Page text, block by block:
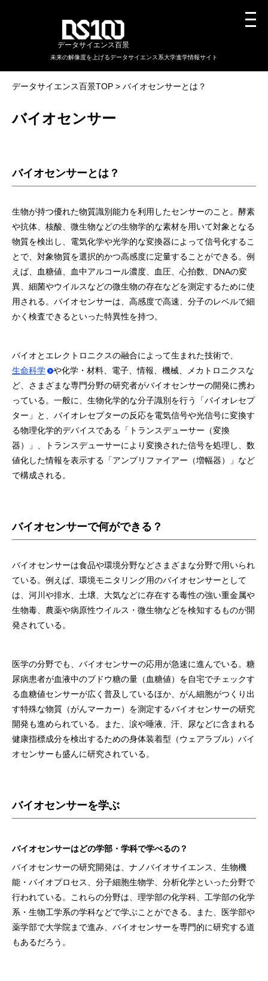
未来の解像度を上げるデータサイエンス系大学進学情報サイト
データサイエンス百景
データサイエンス百景TOP バイオセンサーとは？
バイオセンサー
バイオセンサーとは？
生物が持つ優れた物質識別能力を利用したセンサーのこと。酵素
や抗体、核酸、微生物などの生物学的な素材を用いて対象となる
物質を検出し、電気化学や光学的な変換器によって信号化するこ
とで、対象物質を選択的かつ高感度に定量することができる。例
えば、血糖値、血中アルコール濃度、血圧、心拍数、DNAの変
異、細菌やウイルスなどの微生物の存在などを測定するために使
用される。バイオセンサーは、高感度で高速、分子のレベルで細
かく検査できるといった特異性を持つ。
バイオとエレクトロニクスの融合によって生まれた技術で、
生命科学
や化学・材料、電子、情報、機械、メカトロニクスな
ど、さまざまな専門分野の研究者がバイオセンサーの開発に携わ
っている。一般に、生物化学的な分子識別を行う「バイオレセプ
ター」と、バイオレセプターの反応を電気信号や光信号に変換す
る物理化学的デバイスである「トランスデューサー（変換
器）」、トランスデューサーにより変換された信号を処理し、数
値化した情報を表示する「アンプリファイアー（増幅器）」など
で構成される。
バイオセンサーで何ができる？
バイオセンサーは食品や環境分野などさまざまな分野で用いられ
ている。例えば、環境モニタリング用のバイオセンサーとして
は、河川や排水、土壌、大気などに存在する毒性の強い重金属や
生物毒、農薬や病原性ウイルス・微生物などを検知するものが開
発されている。
医学の分野でも、バイオセンサーの応用が急速に進んでいる。糖
尿病患者が血液中のブドウ糖の量（血糖値）を自宅でチェックす
る血糖値センサーが広く普及しているほか、がん細胞がつくり出
す特殊な物質（がんマーカー）を測定するバイオセンサーの研究
開発も進められている。また、涙や唾液、汗、尿などに含まれる
健康指標成分を検出するための身体装着型（ウェアラブル）バイ
オセンサーも盛んに研究されている。
バイオセンサーを学ぶ
バイオセンサーはどの学部・学科で学べるの？
バイオセンサーの研究開発は、ナノバイオサイエンス、生物機
能・バイオプロセス、分子細胞生物学、分析化学といった分野で
行われている。これらの分野は、理学部の化学科、工学部の化学
系・生物工学系の学科などで学ぶことができる。また、医学部や
薬学部で大学院まで進み、バイオセンサーを専門的に研究する道
もあるだろう。